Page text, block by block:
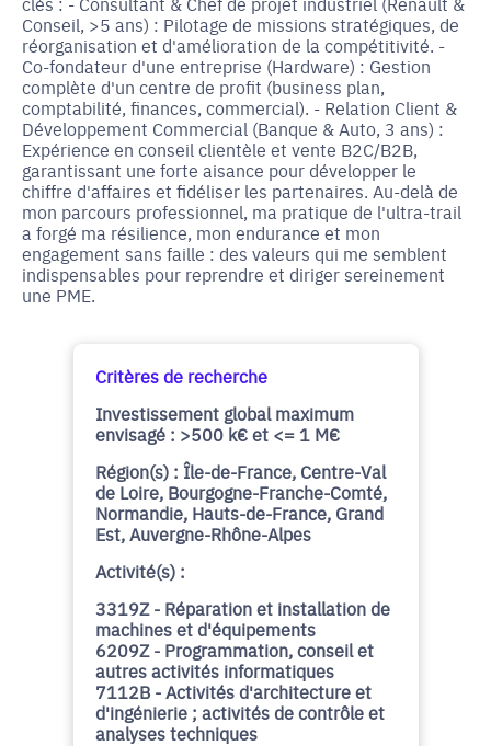
Conseil, >5 ans) : Pilotage de missions stratégiques, de
réorganisation et d'amélioration de la compétitivité. -
Co-fondateur d'une entreprise (Hardware) : Gestion
complète d'un centre de profit (business plan,
comptabilité, finances, commercial). - Relation Client &
Développement Commercial (Banque & Auto, 3 ans) :
Expérience en conseil clientèle et vente B2C/B2B,
garantissant une forte aisance pour développer le
chiffre d'affaires et fidéliser les partenaires. Au-delà de
mon parcours professionnel, ma pratique de l'ultra-trail
a forgé ma résilience, mon endurance et mon
engagement sans faille : des valeurs qui me semblent
indispensables pour reprendre et diriger sereinement
une PME.
Critères de recherche
Investissement global maximum
envisagé : >500 k€ et <= 1 M€
Région(s) : Île-de-France, Centre-Val
de Loire, Bourgogne-Franche-Comté,
Normandie, Hauts-de-France, Grand
Est, Auvergne-Rhône-Alpes
Activité(s) :
3319Z - Réparation et installation de
machines et d'équipements
6209Z - Programmation, conseil et
autres activités informatiques
7112B - Activités d'architecture et
d'ingénierie ; activités de contrôle et
analyses techniques